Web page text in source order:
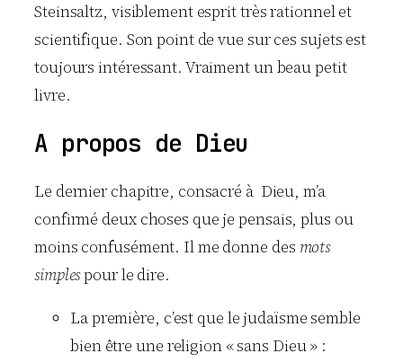
Steinsaltz, visiblement esprit très rationnel et
scientifique. Son point de vue sur ces sujets est
toujours intéressant. Vraiment un beau petit
livre.
A propos de Dieu
Le dernier chapitre, consacré à Dieu, m’a
confirmé deux choses que je pensais, plus ou
moins confusément. Il me donne des mots
simplespour le dire.
La première, c’est que le judaïsme semble
bien être une religion « sans Dieu » :